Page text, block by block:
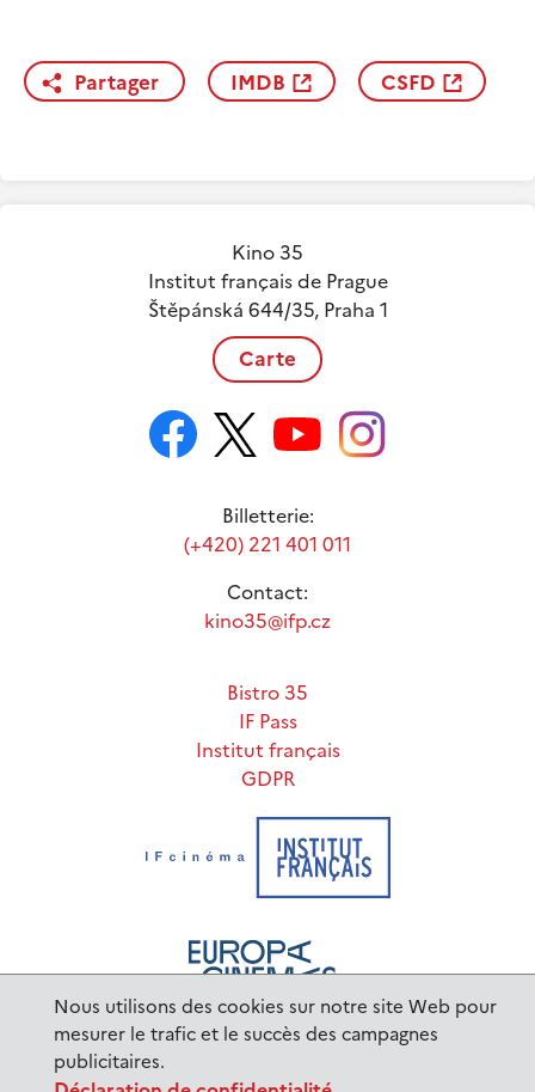
Nous utilisons des cookies sur notre site Web pour
mesurer le trafic et le succès des campagnes
publicitaires.
Partager IMDB CSFD
Kino 35
Institut français de Prague
Štěpánská 644/35, Praha 1
Carte
Billetterie:
(+420) 221 401 011
Contact:
kino35@ifp.cz
Bistro 35
IF Pass
Institut français
GDPR
© 2023 Institut français de Prague |